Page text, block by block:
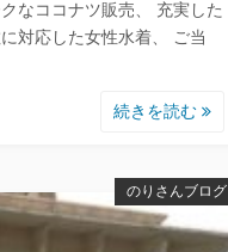
なココナツ販売、 充実した
対応した女性水着、 ご当
続きを読む
のりさんブログ